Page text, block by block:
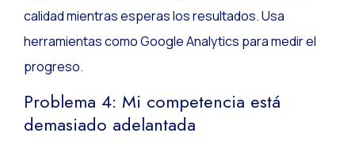
calidad mientras esperas los resultados. Usa
herramientas como Google Analytics para medir el
progreso.
Problema 4: Mi competencia está
demasiado adelantada